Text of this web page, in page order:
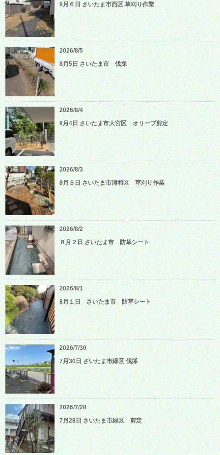
8月６日 さいたま市西区 草刈り作業
2026/8/5
8月5日 さいたま市 伐採
2026/8/4
8月4日 さいたま市大宮区 オリーブ剪定
2026/8/3
8月３日 さいたま市浦和区 草刈り作業
2026/8/2
８月２日 さいたま市 防草シート
2026/8/1
8月１日 さいたま市 防草シート
2026/7/30
7月30日 さいたま市緑区 伐採
2026/7/28
7月28日 さいたま市緑区 剪定